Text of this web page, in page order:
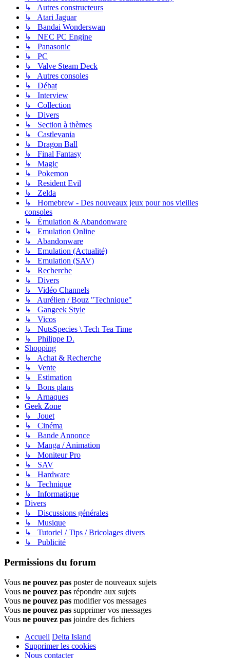
↳ Autres constructeurs
↳ Atari Jaguar
↳ Bandai Wonderswan
↳ NEC PC Engine
↳ Panasonic
↳ PC
↳ Valve Steam Deck
↳ Autres consoles
↳ Débat
↳ Interview
↳ Collection
↳ Divers
↳ Section à thèmes
↳ Castlevania
↳ Dragon Ball
↳ Final Fantasy
↳ Magic
↳ Pokemon
↳ Resident Evil
↳ Zelda
↳ Homebrew - Des nouveaux jeux pour nos vieilles
consoles
↳ Émulation & Abandonware
↳ Emulation Online
↳ Abandonware
↳ Emulation (Actualité)
↳ Emulation (SAV)
↳ Recherche
↳ Divers
↳ Vidéo Channels
↳ Aurélien / Bouz "Technique"
↳ Gangeek Style
↳ Vicos
↳ NutsSpecies \ Tech Tea Time
↳ Philippe D.
Shopping
↳ Achat & Recherche
↳ Vente
↳ Estimation
↳ Bons plans
↳ Arnaques
Geek Zone
↳ Jouet
↳ Cinéma
↳ Bande Annonce
↳ Manga / Animation
↳ Moniteur Pro
↳ SAV
↳ Hardware
↳ Technique
↳ Informatique
Divers
↳ Discussions générales
↳ Musique
↳ Tutoriel / Tips / Bricolages divers
↳ Publicité
Permissions du forum
Vous ne pouvez pas poster de nouveaux sujets
Vous ne pouvez pas répondre aux sujets
Vous ne pouvez pas modifier vos messages
Vous ne pouvez pas supprimer vos messages
Vous ne pouvez pas joindre des fichiers
Accueil Delta Island
Supprimer les cookies
Nous contacter